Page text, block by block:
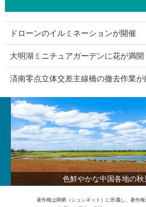
ドローンのイルミネーションが開催
大明湖ミニチュアガーデンに花が満開
済南零点立体交差主線橋の撤去作業が
色鮮やかな中国各地の秋
著作権は舜網（シュンネット）に所属し、著作